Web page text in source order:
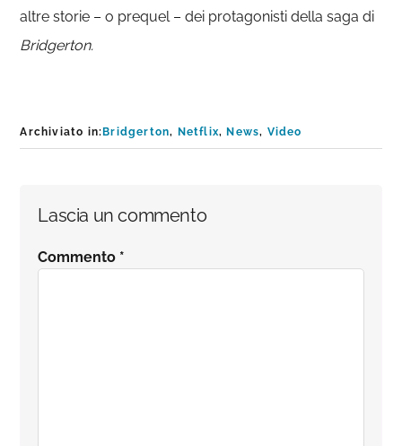
altre storie – o prequel – dei protagonisti della saga di
Bridgerton.
Archiviato in: Bridgerton, Netflix, News, Video
Interazioni
del
Lascia un commento
Commento *